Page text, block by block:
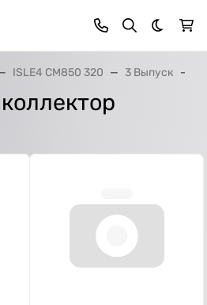
Темная
ISLE4 CM850 320 3 Выпуск